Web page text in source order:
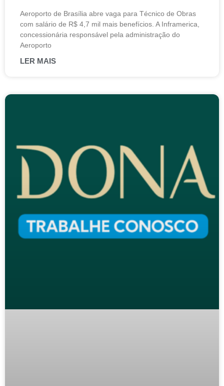
Aeroporto de Brasília abre vaga para Técnico de Obras
com salário de R$ 4,7 mil mais benefícios. A Inframerica,
concessionária responsável pela administração do
Aeroporto
LER MAIS